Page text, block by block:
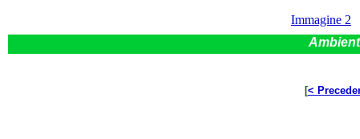
Immagine 2
[<